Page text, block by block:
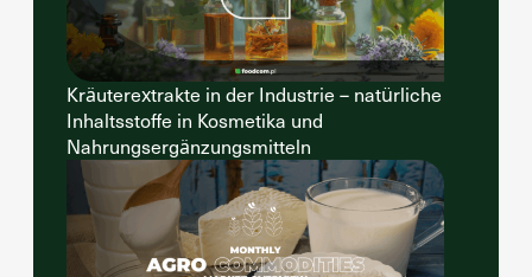
Kräuterextrakte in der Industrie – natürliche
Inhaltsstoffe in Kosmetika und
Nahrungsergänzungsmitteln